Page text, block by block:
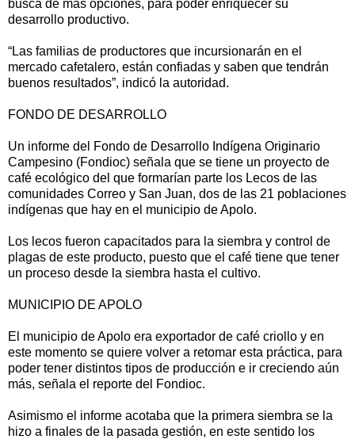
busca de más opciones, para poder enriquecer su
desarrollo productivo.
“Las familias de productores que incursionarán en el
mercado cafetalero, están confiadas y saben que tendrán
buenos resultados”, indicó la autoridad.
FONDO DE DESARROLLO
Un informe del Fondo de Desarrollo Indígena Originario
Campesino (Fondioc) señala que se tiene un proyecto de
café ecológico del que formarían parte los Lecos de las
comunidades Correo y San Juan, dos de las 21 poblaciones
indígenas que hay en el municipio de Apolo.
Los lecos fueron capacitados para la siembra y control de
plagas de este producto, puesto que el café tiene que tener
un proceso desde la siembra hasta el cultivo.
MUNICIPIO DE APOLO
El municipio de Apolo era exportador de café criollo y en
este momento se quiere volver a retomar esta práctica, para
poder tener distintos tipos de producción e ir creciendo aún
más, señala el reporte del Fondioc.
Asimismo el informe acotaba que la primera siembra se la
hizo a finales de la pasada gestión, en este sentido los